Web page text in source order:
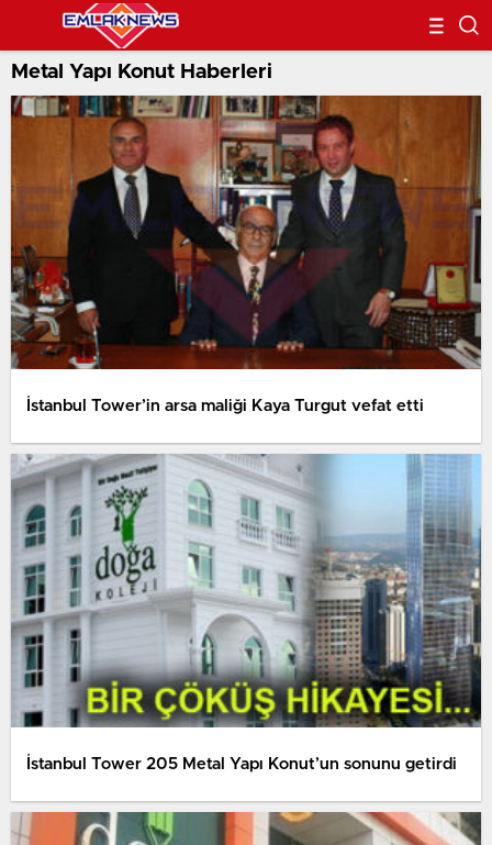
Metal Yapı Konut Haberleri
İstanbul Tower’in arsa maliği Kaya Turgut vefat etti
İstanbul Tower 205 Metal Yapı Konut’un sonunu getirdi